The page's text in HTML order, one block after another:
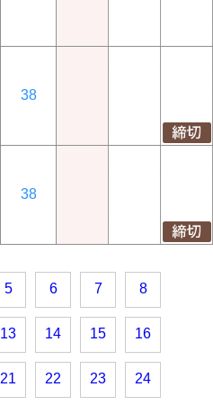
38
38
5 6 7 8
13 14 15 16
21 22 23 24